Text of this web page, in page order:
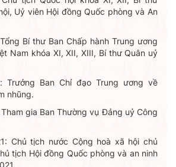
Uỷ viên Hội đồng Quốc phòng và An
Bí thư Ban Chấp hành Trung ương
Nam khóa XI, XII, XIII, Bí thư Quân uỷ
Trưởng Ban Chỉ đạo Trung ương về
nhũng.
gia Ban Thường vụ Đảng uỷ Công
Chủ tịch nước Cộng hoà xã hội chủ
tịch Hội đồng Quốc phòng và an ninh